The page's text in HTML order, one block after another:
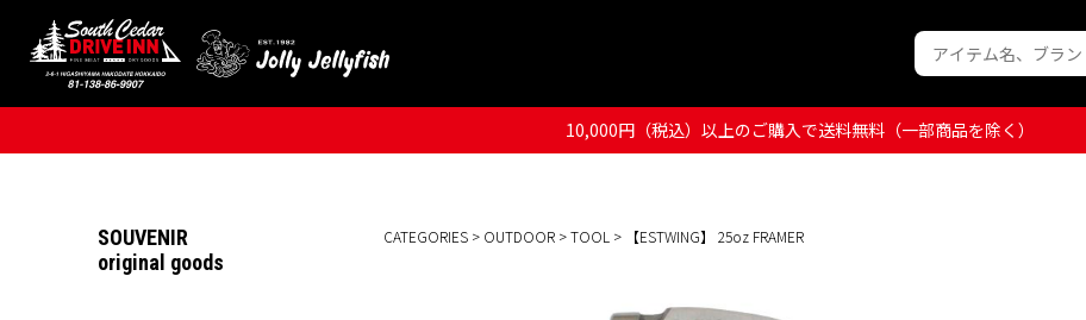
10,000円（税込）以上のご購入で送料無料（一部商品を除く）
SOUVENIR
original goods
CATEGORIES > OUTDOOR >TOOL > 【ESTWING】 25oz FRAMER